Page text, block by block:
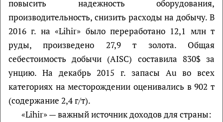
повысить надежность оборудования,
производительность, снизить расходы на добычу. В
2016 г. на «Lihir» было переработано 12,1 млн т
руды, произведено 27,9 т золота. Общая
себестоимость добычи (AISC) составила 830$ за
унцию. На декабрь 2015 г. запасы Au во всех
категориях на месторождении оценивались в 902 т
(содержание 2,4 г/т).
«Lihir» — важный источник доходов для страны: